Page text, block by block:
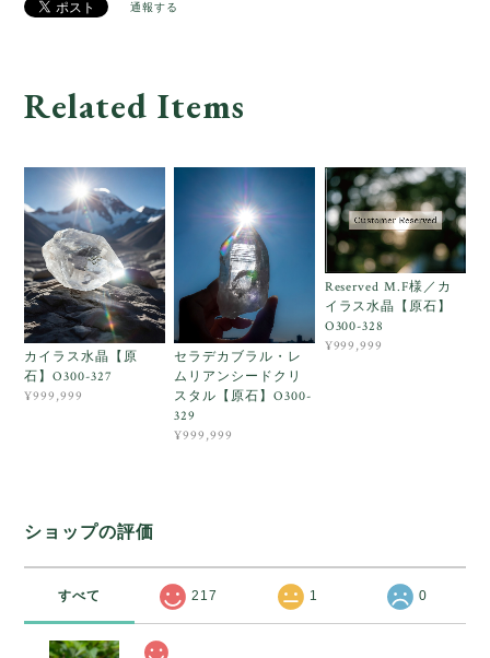
通報する
Related Items
カイラス水晶【原
石】O300-327
¥999,999
セラデカブラル・レ
ムリアンシードクリ
スタル【原石】O300-
329
¥999,999
Reserved M.F様／カ
イラス水晶【原石】
O300-328
¥999,999
ショップの評価
すべて 217 1 0